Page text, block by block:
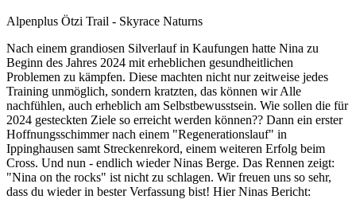
Alpenplus Ötzi Trail - Skyrace Naturns
Nach einem grandiosen Silverlauf in Kaufungen hatte Nina zu
Beginn des Jahres 2024 mit erheblichen gesundheitlichen
Problemen zu kämpfen. Diese machten nicht nur zeitweise jedes
Training unmöglich, sondern kratzten, das können wir Alle
nachfühlen, auch erheblich am Selbstbewusstsein. Wie sollen die für
2024 gesteckten Ziele so erreicht werden können?? Dann ein erster
Hoffnungsschimmer nach einem "Regenerationslauf" in
Ippinghausen samt Streckenrekord, einem weiteren Erfolg beim
Cross. Und nun - endlich wieder Ninas Berge. Das Rennen zeigt:
"Nina on the rocks" ist nicht zu schlagen. Wir freuen uns so sehr,
dass du wieder in bester Verfassung bist! Hier Ninas Bericht: